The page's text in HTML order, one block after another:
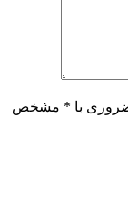
ضروری با * مشخص